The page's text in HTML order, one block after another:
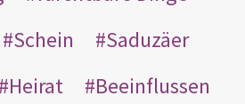
Schein
Saduzäer
Heirat
Beeinflussen